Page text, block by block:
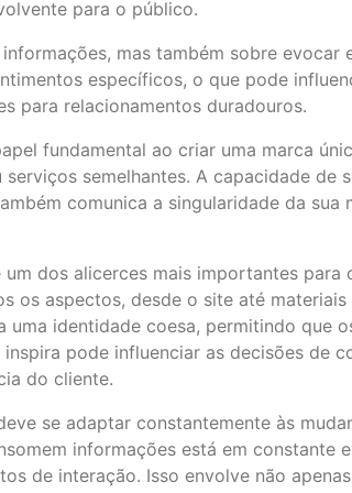
para o público.
mas também sobre
específicos, o que pode
para relacionamentos duradouros.
fundamental ao criar uma marca
semelhantes. A capacidade
comunica a singularidade da
dos alicerces mais importantes
os aspectos, desde o site até
identidade coesa, permitindo que
pode influenciar as decisões de
do cliente.
se adaptar constantemente às
informações está em constante
de interação. Isso envolve não